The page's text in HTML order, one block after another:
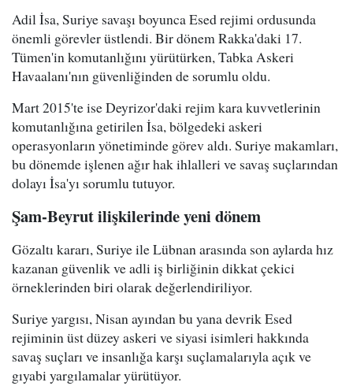
Adil İsa, Suriye savaşı boyunca Esed rejimi ordusunda
önemli görevler üstlendi. Bir dönem Rakka'daki 17.
Tümen'in komutanlığını yürütürken, Tabka Askeri
Havaalanı'nın güvenliğinden de sorumlu oldu.
Mart 2015'te ise Deyrizor'daki rejim kara kuvvetlerinin
komutanlığına getirilen İsa, bölgedeki askeri
operasyonların yönetiminde görev aldı. Suriye makamları,
bu dönemde işlenen ağır hak ihlalleri ve savaş suçlarından
dolayı İsa'yı sorumlu tutuyor.
Şam-Beyrut ilişkilerinde yeni dönem
Gözaltı kararı, Suriye ile Lübnan arasında son aylarda hız
kazanan güvenlik ve adli iş birliğinin dikkat çekici
örneklerinden biri olarak değerlendiriliyor.
Suriye yargısı, Nisan ayından bu yana devrik Esed
rejiminin üst düzey askeri ve siyasi isimleri hakkında
savaş suçları ve insanlığa karşı suçlamalarıyla açık ve
gıyabi yargılamalar yürütüyor.